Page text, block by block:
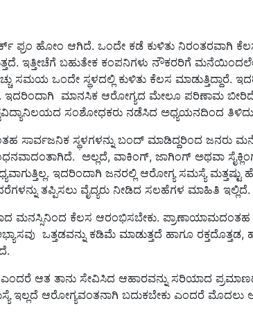
ಫ್ರಂ ಹೋಂ ಆಗಿದೆ. ಒಂದೇ ಕಡೆ ಕುಳಿತು ನಿರಂತರವಾಗಿ
ಇತ್ತೀಚೆಗೆ ಬಹುತೇಕ ಕಂಪನಿಗಳು ನೌಕರರಿಗೆ
ಸಮಯ ಒಂದೇ ಸ್ಥಳದಲ್ಲಿ ಕುಳಿತು ಕೆಲಸ ಮಾಡುತ್ತಿದ್ದಾರೆ.
ಇದರಿಂದಾಗಿ ಮಾನಸಿಕ ಆರೋಗ್ಯದ ಮೇಲೂ ಪರಿಣಾಮ
ಸಂಶೋಧಕರು ನಡೆಸಿದ ಅಧ್ಯಯನದಿಂದ
ಸಾರ್ವಜನಿಕ ಸ್ಥಳಗಳನ್ನು ಬಂದ್ ಮಾಡಿದ್ದರಿಂದ ಜನರು
ಅಲ್ಲದೆ, ವಾಕಿಂಗ್, ಜಾಗಿಂಗ್ ಅಥವಾ
ಇದರಿಂದಾಗಿ ಜನರಲ್ಲಿ ಆರೋಗ್ಯ ಸಮಸ್ಯೆ ಮತ್ತಷ್ಟು
ತಪ್ಪಿಸಲು ವೈದ್ಯರು ನೀಡಿದ ಸಲಹೆಗಳ ಮಾಹಿತಿ ಇಲ್ಲಿದೆ.
ಮನಸ್ಸಿನಿಂದ ಕೆಲಸ ಆರಂಭಿಸಬೇಕು.
ಒತ್ತಡವನ್ನು ಕಡಿಮೆ ಮಾಡುತ್ತದೆ ಹಾಗೂ
ಎಂದರೆ ಆತ ತಾನು ಸೇವಿಸಿದ ಆಹಾರವನ್ನು ಸರಿಯಾದ
ಇಲ್ಲದೆ ಆರೋಗ್ಯವಂತನಾಗಿ ಬದುಕಬೇಕು ಎಂದರೆ ಮೊದಲು